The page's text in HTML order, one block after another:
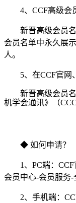
4、CCF高级会
新晋高级会员
会员名单中永久展
人。
5、在CCF官网
新晋高级会员
机学会通讯》（
◆ 如何申请？
1、PC端：
会员中心-会员服务-
2、手机端：